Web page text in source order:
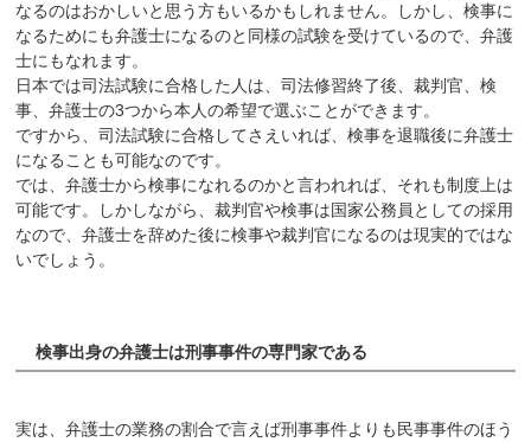
なるのはおかしいと思う方もいるかもしれません。しかし、検事に
なるためにも弁護士になるのと同様の試験を受けているので、弁護
士にもなれます。
日本では司法試験に合格した人は、司法修習終了後、裁判官、検
事、弁護士の3つから本人の希望で選ぶことができます。
ですから、司法試験に合格してさえいれば、検事を退職後に弁護士
になることも可能なのです。
では、弁護士から検事になれるのかと言われれば、それも制度上は
可能です。しかしながら、裁判官や検事は国家公務員としての採用
なので、弁護士を辞めた後に検事や裁判官になるのは現実的ではな
いでしょう。
検事出身の弁護士は刑事事件の専門家である
実は、弁護士の業務の割合で言えば刑事事件よりも民事事件のほう